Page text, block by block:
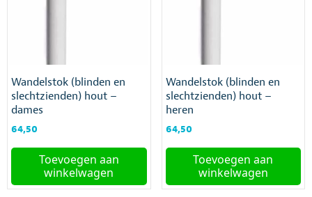
Wandelstok (blinden en
slechtzienden) hout –
dames
64,50
Toevoegen aan
winkelwagen
Wandelstok (blinden en
slechtzienden) hout –
heren
64,50
Toevoegen aan
winkelwagen